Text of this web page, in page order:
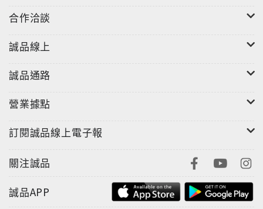
合作洽談
誠品線上
誠品通路
營業據點
訂閱誠品線上電子報
關注誠品
誠品APP